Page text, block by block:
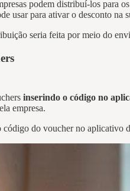
podem distribuí-los para
usar para ativar o desconto na
seria feita por meio do
inserindo o código no
empresa.
código do voucher no aplicativo